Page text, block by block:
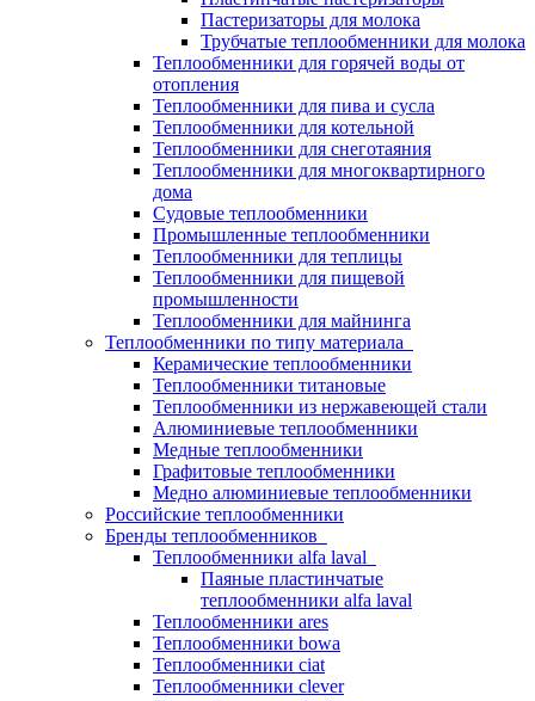
Пастеризаторы для молока
Трубчатые теплообменники для молока
Теплообменники для горячей воды от
отопления
Теплообменники для пива и сусла
Теплообменники для котельной
Теплообменники для снеготаяния
Теплообменники для многоквартирного
дома
Судовые теплообменники
Промышленные теплообменники
Теплообменники для теплицы
Теплообменники для пищевой
промышленности
Теплообменники для майнинга
Теплообменники по типу материала
Керамические теплообменники
Теплообменники титановые
Теплообменники из нержавеющей стали
Алюминиевые теплообменники
Медные теплообменники
Графитовые теплообменники
Медно алюминиевые теплообменники
Российские теплообменники
Бренды теплообменников
Теплообменники alfa laval
Паяные пластинчатые
теплообменники alfa laval
Теплообменники ares
Теплообменники bowa
Теплообменники ciat
Теплообменники clever